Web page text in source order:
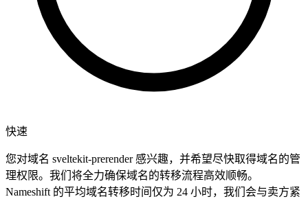
快速
您对域名 sveltekit-prerender 感兴趣，并希望尽快取得域名的管
理权限。我们将全力确保域名的转移流程高效顺畅。
Nameshift 的平均域名转移时间仅为 24 小时，我们会与卖方紧